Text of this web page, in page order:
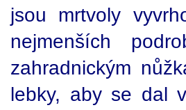
jsou mrtvoly
nejmenších
zahradnickým
lebky, aby se dal